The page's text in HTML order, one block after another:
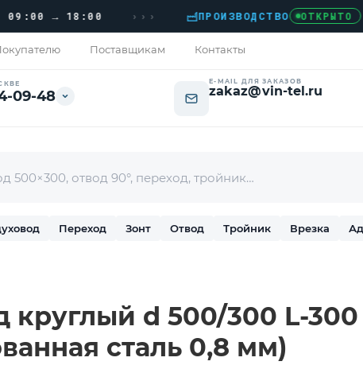
→ 18:00 ››› ПРОИЗВОДСТВО ОТКРЫТО ›
Поставщикам Контакты
09-48
E-MAIL ДЛЯ ЗАКАЗОВ
zakaz@vin-tel.ru
Переход Зонт Отвод Тройник Врезка
круглый d 500/300 L-300
сталь 0,8 мм)